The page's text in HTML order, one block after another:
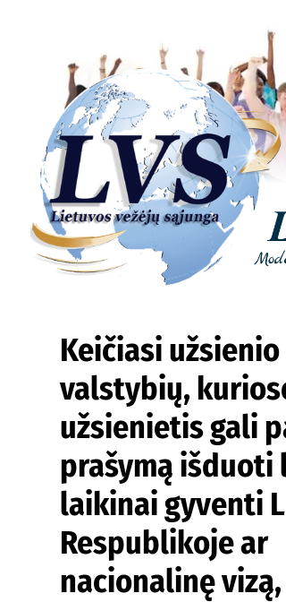
Keičiasi užsienio
valstybių,
užsienietis gali
prašymą išduoti
laikinai gyventi
Respublikoje ar
nacionalinę